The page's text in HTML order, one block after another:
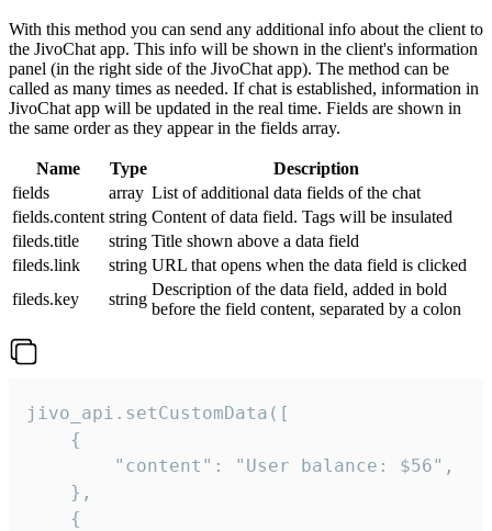
With this method you can send any additional info about the client to
the JivoChat app. This info will be shown in the client's information
panel (in the right side of the JivoChat app). The method can be
called as many times as needed. If chat is established, information in
JivoChat app will be updated in the real time. Fields are shown in
the same order as they appear in the fields array.
Name Type
Description
fields
array List of additional data fields of the chat
fields.content string Content of data field. Tags will be insulated
fileds.title
string Title shown above a data field
fileds.link
string URL that opens when the data field is clicked
fileds.key
string
Description of the data field, added in bold
before the field content, separated by a colon
jivo_api.setCustomData([
    {
        "content": "User balance: $56",
    },
    {